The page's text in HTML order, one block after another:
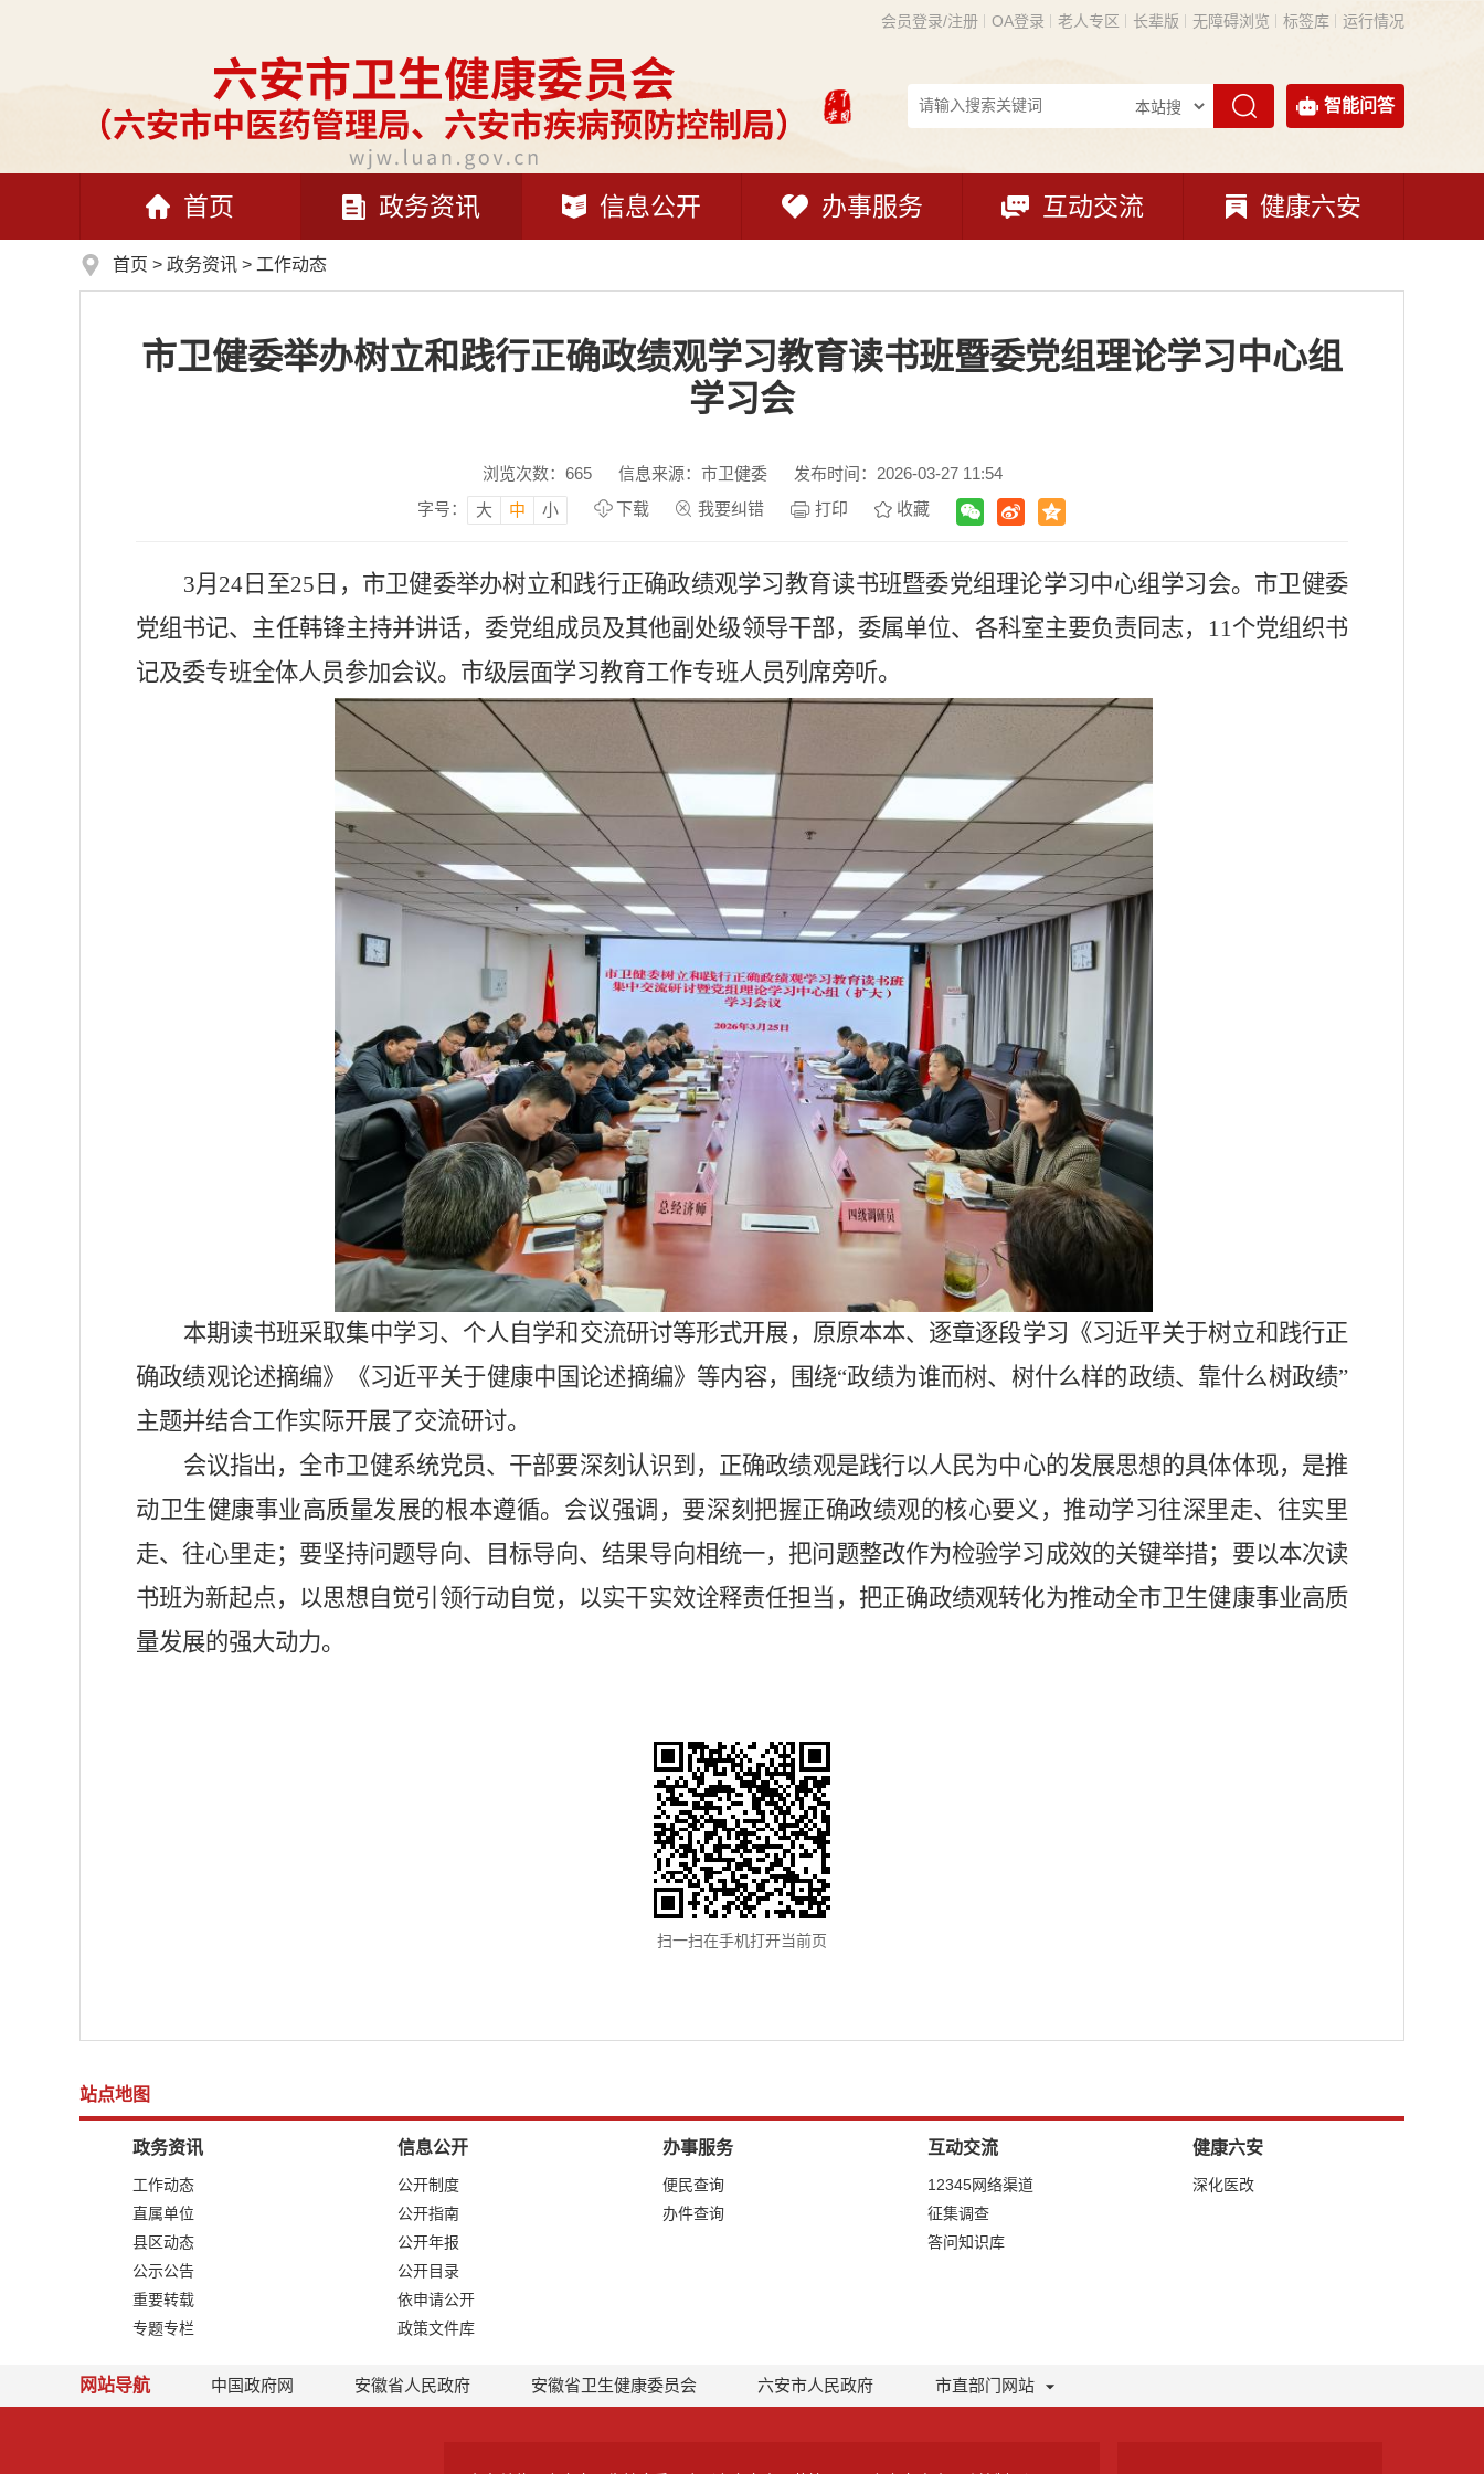
会员登录/注册 OA登录 老人专区 长辈版 无障碍浏览 标签库 运行情况
智能问答
首页 政务资讯 信息公开 办事服务 互动交流 健康六安
首页 > 政务资讯 > 工作动态
市卫健委举办树立和践行正确政绩观学习教育读书班暨委党组理论学习中心组
学习会
浏览次数： 665 信息来源：市卫健委
发布时间：2026-03-27 11:54
字号：
大 中 小 下载 我要纠错 打印 收藏
3月24日至25日 ，市卫健委举办树立和践行正确政绩观学习教育读书班暨委党组理论学习中心组学习会。市卫健委
党组书记、主任韩锋主持并讲话，委党组成员及其他副处级领导干部， 委属单位、 各科室主要负责同志， 11个党组织书
记及委专班全体人员参加会议。 市级层面学习教育工作专班人员列席旁听。
本期读书班采取集中学习、个人自学和 交流研讨等形式开展， 原原本本、逐章逐段学习《习近平关于树立和践行正
确政绩观论述摘编》
《习近平关于健康中国论述摘编》 等内容，围绕“政绩为谁而树、树什么样的政绩、靠什么树政绩”
主题并结合工作实际开展了交流研讨。
会议指出，全市卫健系统党员、 干部要深刻认识到，正确政绩观是践行以人民为中心的发展思想的具体体现，是推
动卫生健康事业高质量发展的根本遵循。 会议强调， 要深刻把握正确政绩观的核心要义 ，推动学习往深里走、往实里
走、往心里走； 要坚持问题导向、目标导向、结果导向相统一，把问题整改作为检验学习成效的关键举措； 要以本次读
书班为新起点，以思想自觉引领行动自觉，以实干实效诠释责任担当，把正确政绩观转化为推动全市卫生健康事业高质
量发展的强大动力。
扫一扫在手机打开当前页
站点地图
政务资讯
工作动态
直属单位
县区动态
公示公告
重要转载
专题专栏
信息公开
公开制度
公开指南
公开年报
公开目录
依申请公开
政策文件库
办事服务
便民查询
办件查询
互动交流
12345网络渠道
征集调查
答问知识库
健康六安
深化医改
网站导航 中国政府网 安徽省人民政府 安徽省卫生健康委员会 六安市人民政府 市直部门网站